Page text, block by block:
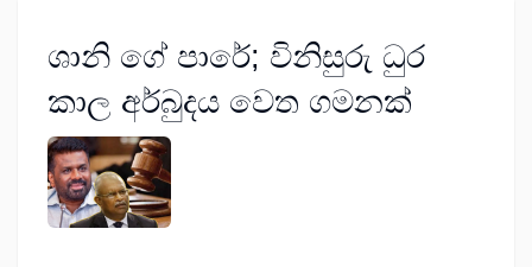
ශානි ගේ පාරේ; විනිසුරු ධුර
කාල අර්බුදය වෙත ගමනක්